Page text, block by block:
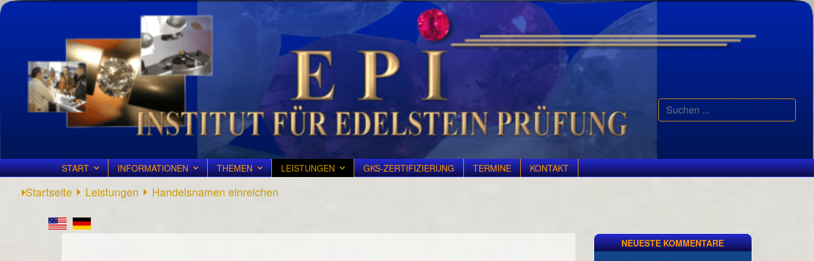
Suchen
...
START INFORMATIONEN THEMEN LEISTUNGEN GKS-ZERTIFIZIERUNG TERMINE KONTAKT
Startseite Leistungen Handelsnamen einreichen
NEUESTE KOMMENTARE